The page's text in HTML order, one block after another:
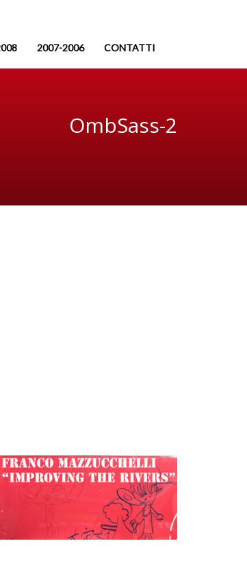
2007-2006 CONTATTI
OmbSass-2